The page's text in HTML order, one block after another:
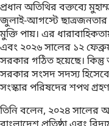
প্রধান অতিথির বক্তব্যে
জুলাই-আগস্টে ছাত্রজনতার
মুক্তি পায়। এর
এবং ২০২৬ সালের ১২
সরকার গঠিত হয়েছে।
সরকার সংসদ সদস্য
সংস্কার পরিষদের শপথ
তিনি বলেন, ২০২৪ সালের